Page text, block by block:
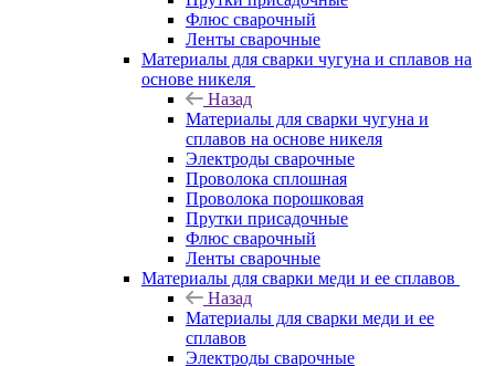
Флюс сварочный
Ленты сварочные
Материалы для сварки чугуна и сплавов на
основе никеля
Назад
Материалы для сварки чугуна и
сплавов на основе никеля
Электроды сварочные
Проволока сплошная
Проволока порошковая
Прутки присадочные
Флюс сварочный
Ленты сварочные
Материалы для сварки меди и ее сплавов
Назад
Материалы для сварки меди и ее
сплавов
Электроды сварочные